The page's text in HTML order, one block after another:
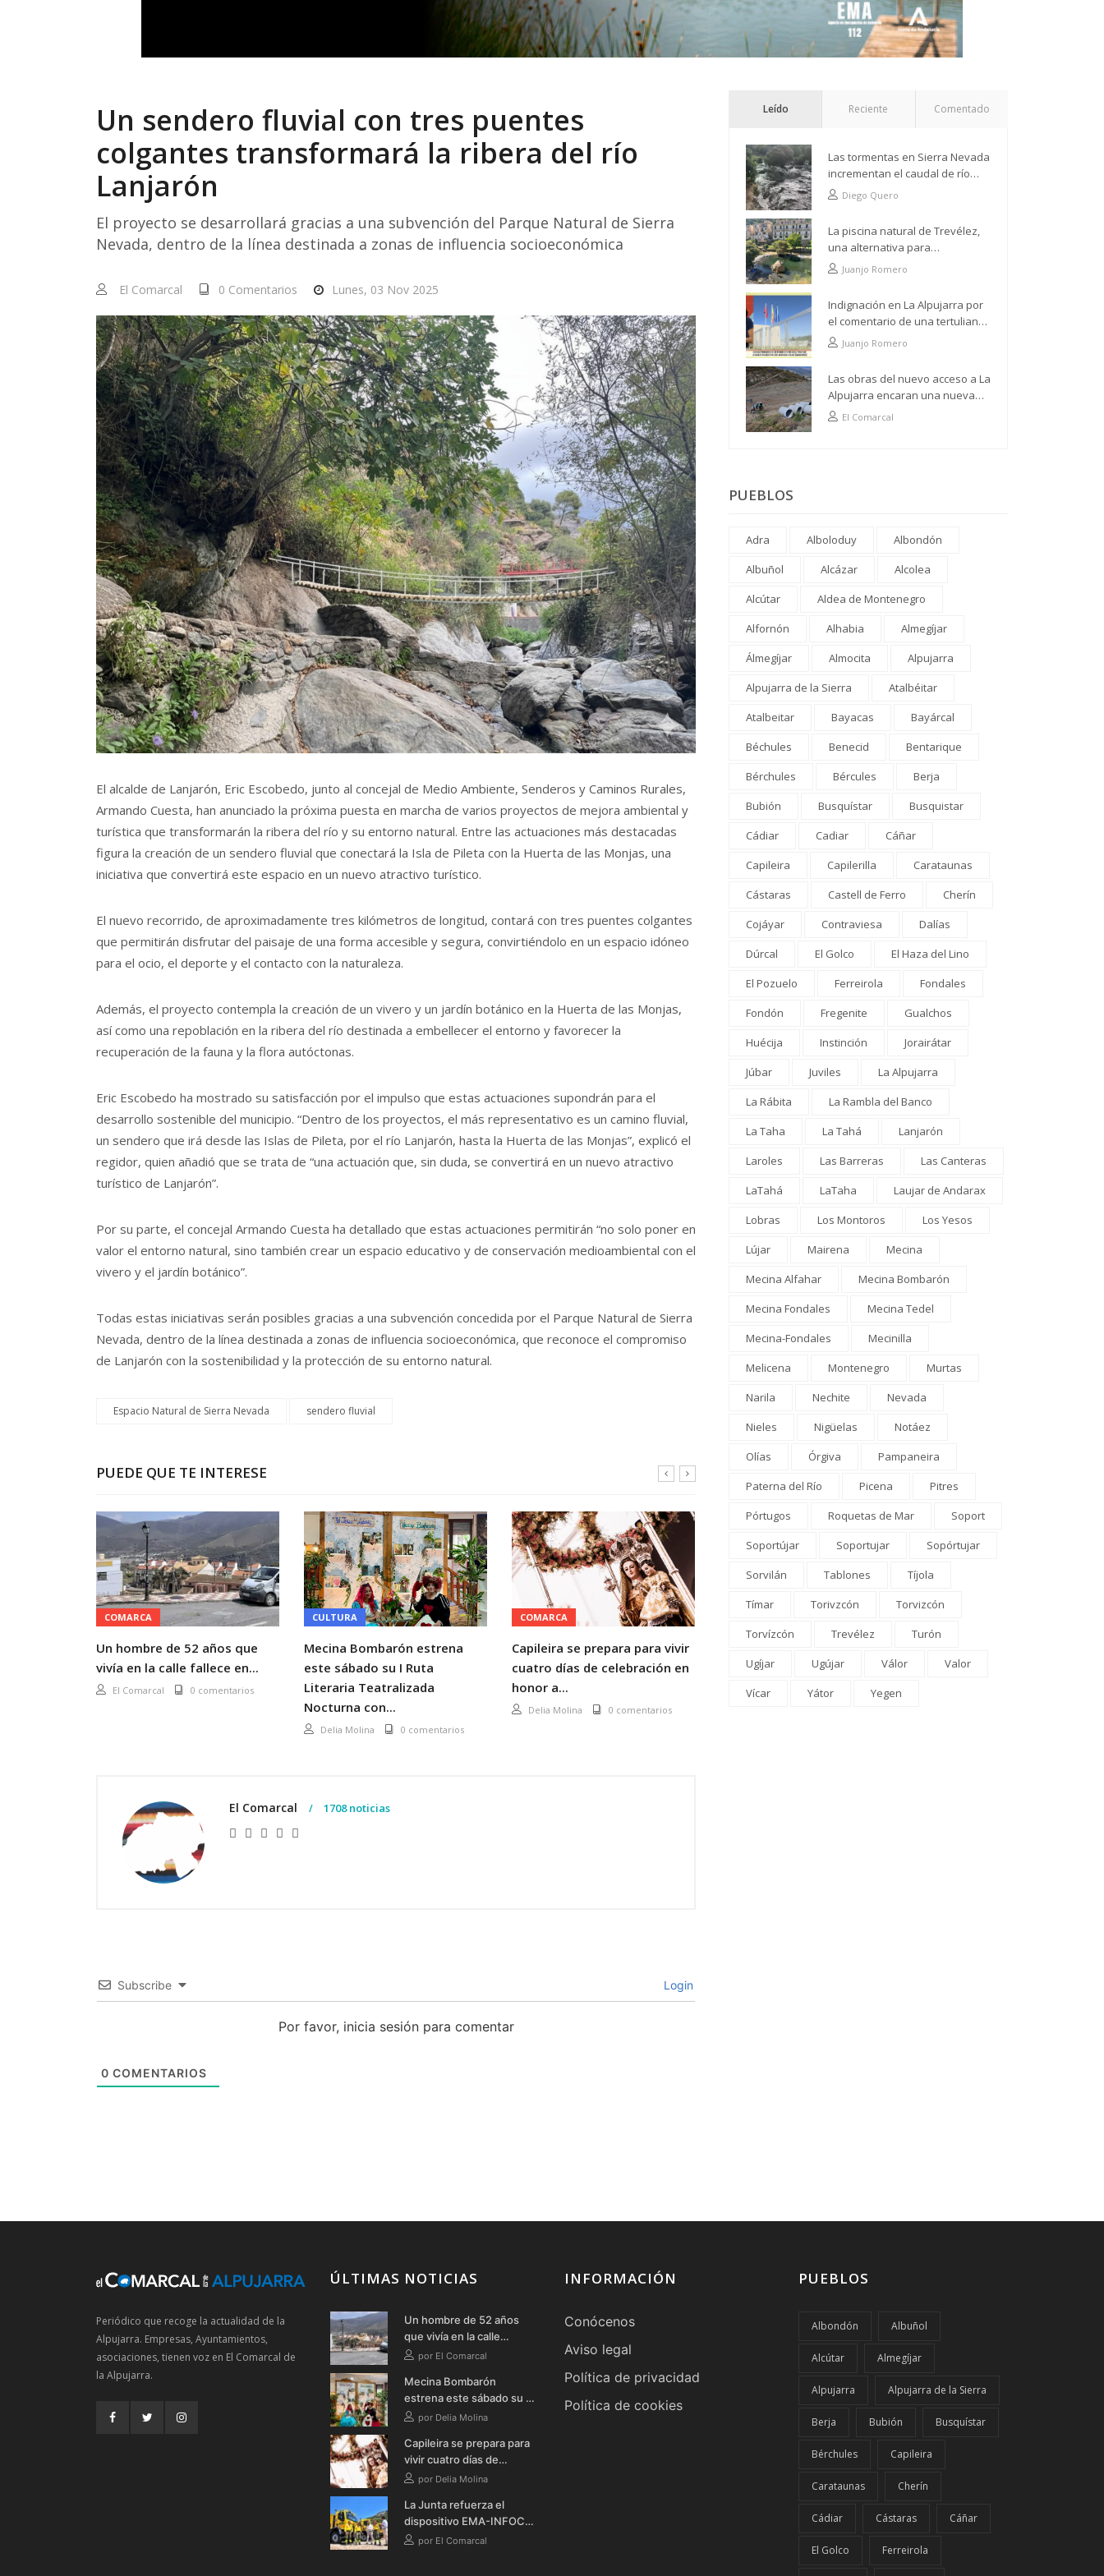
Un sendero fluvial con tres puentes
colgantes transformará la ribera del río
Lanjarón
El proyecto se desarrollará gracias a una subvención del Parque Natural de Sierra
Nevada, dentro de la línea destinada a zonas de influencia socioeconómica
El Comarcal 0 Comentarios Lunes, 03 Nov 2025
El alcalde de Lanjarón, Eric Escobedo, junto al concejal de Medio Ambiente, Senderos y Caminos Rurales,
Armando Cuesta, han anunciado la próxima puesta en marcha de varios proyectos de mejora ambiental y
turística que transformarán la ribera del río y su entorno natural. Entre las actuaciones más destacadas
figura la creación de un sendero fluvial que conectará la Isla de Pileta con la Huerta de las Monjas, una
iniciativa que convertirá este espacio en un nuevo atractivo turístico.
El nuevo recorrido, de aproximadamente tres kilómetros de longitud, contará con tres puentes colgantes
que permitirán disfrutar del paisaje de una forma accesible y segura, convirtiéndolo en un espacio idóneo
para el ocio, el deporte y el contacto con la naturaleza.
Además, el proyecto contempla la creación de un vivero y un jardín botánico en la Huerta de las Monjas,
así como una repoblación en la ribera del río destinada a embellecer el entorno y favorecer la
recuperación de la fauna y la flora autóctonas.
Eric Escobedo ha mostrado su satisfacción por el impulso que estas actuaciones supondrán para el
desarrollo sostenible del municipio. “Dentro de los proyectos, el más representativo es un camino fluvial,
un sendero que irá desde las Islas de Pileta, por el río Lanjarón, hasta la Huerta de las Monjas”, explicó el
regidor, quien añadió que se trata de “una actuación que, sin duda, se convertirá en un nuevo atractivo
turístico de Lanjarón”.
Por su parte, el concejal Armando Cuesta ha detallado que estas actuaciones permitirán “no solo poner en
valor el entorno natural, sino también crear un espacio educativo y de conservación medioambiental con el
vivero y el jardín botánico”.
Todas estas iniciativas serán posibles gracias a una subvención concedida por el Parque Natural de Sierra
Nevada, dentro de la línea destinada a zonas de influencia socioeconómica, que reconoce el compromiso
de Lanjarón con la sostenibilidad y la protección de su entorno natural.
Espacio Natural de Sierra Nevada sendero fluvial
PUEDE QUE TE INTERESE
COMARCA
Un hombre de 52 años que
vivía en la calle fallece en...
El Comarcal 0 comentarios
CULTURA
Mecina Bombarón estrena
este sábado su I Ruta
Literaria Teatralizada
Nocturna con...
Delia Molina 0 comentarios
COMARCA
Capileira se prepara para vivir
cuatro días de celebración en
honor a...
Delia Molina 0 comentarios
dispositivo EMA-INFOCA en
Granada con cinco nuevos
todo el mundo en la primera
El Comarcal 1708 noticias
Subscribe Login
Por favor, inicia sesión para comentar
0 COMENTARIOS
Leído Reciente Comentado
Las tormentas en Sierra Nevada
incrementan el caudal de río
Grande a su paso por Trevélez
Diego Quero
La piscina natural de Trevélez,
una alternativa para
refrescarse desde lo más alto
Juanjo Romero
Indignación en La Alpujarra por
el comentario de una tertuliana
tras hacer alusión al
analfabetismo con la comarca
Juanjo Romero
Las obras del nuevo acceso a La
Alpujarra encaran una nueva
faseEl Comarcal
PUEBLOS
Adra Alboloduy
Albondón
Albuñol
Alcázar
Alcolea
Alcútar
Aldea de Montenegro
Alfornón
Alhabia
Almegíjar
Álmegíjar
Almocita
Alpujarra
Alpujarra de la Sierra
Atalbéitar
Atalbeitar
Bayacas
Bayárcal
Béchules
Benecid
Bentarique
Bérchules
Bércules
Berja
Bubión
Busquístar
Busquistar
Cádiar
Cadiar
Cáñar
Capileira
Capilerilla
Carataunas
Cástaras
Castell de Ferro
Cherín
Cojáyar
Contraviesa
Dalías
Dúrcal
El Golco
El Haza del Lino
El Pozuelo
Ferreirola
Fondales
Fondón
Fregenite
Gualchos
Huécija
Instinción
Jorairátar
Júbar
Juviles
La Alpujarra
La Rábita
La Rambla del Banco
La Taha
La Tahá
Lanjarón
Laroles
Las Barreras
Las Canteras
LaTahá
LaTaha
Laujar de Andarax
Lobras
Los Montoros
Los Yesos
Lújar
Mairena
Mecina
Mecina Alfahar
Mecina Bombarón
Mecina Fondales
Mecina Tedel
Mecina-Fondales
Mecinilla
Melicena
Montenegro
Murtas
Narila
Nechite
Nevada
Nieles
Nigüelas
Notáez
Olías
Órgiva
Pampaneira
Paterna del Río
Picena
Pitres
Pórtugos
Roquetas de Mar
Soport
Soportújar
Soportujar
Sopórtujar
Sorvilán
Tablones
Tíjola
Tímar
Torivzcón
Torvizcón
Torvízcón
Trevélez
Turón
Ugíjar
Ugújar Válor
Valor
Vícar
Yátor Yegen
Periódico que recoge la actualidad de la
Alpujarra. Empresas, Ayuntamientos,
asociaciones, tienen voz en El Comarcal de
la Alpujarra.
ÚLTIMAS NOTICIAS
Un hombre de 52 años
que vivía en la calle
fallece en Órgiva tras
una bañera
por El Comarcal
Mecina Bombarón
estrena este sábado su I
Ruta Literaria Teatralizada
teatro y verbena
por Delia Molina
Capileira se prepara para
vivir cuatro días de
celebración en honor a la
por Delia Molina
La Junta refuerza el
dispositivo EMA-INFOCA
en Granada con cinco
por El Comarcal
INFORMACIÓN
Conócenos
Aviso legal
Política de privacidad
Política de cookies
PUEBLOS
Albondón Albuñol
Alcútar Almegíjar
Alpujarra Alpujarra de la Sierra
Berja Bubión Busquístar
Bérchules Capileira
Carataunas Cherín
Cádiar Cástaras Cáñar
El Golco Ferreirola